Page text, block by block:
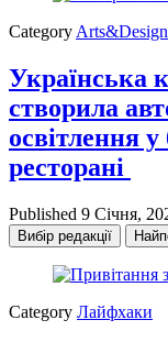
Category Arts&Design
Українська
створила
освітлення
ресторані
Published 9 Січня,
Вибір редакції
Category Лайфхаки